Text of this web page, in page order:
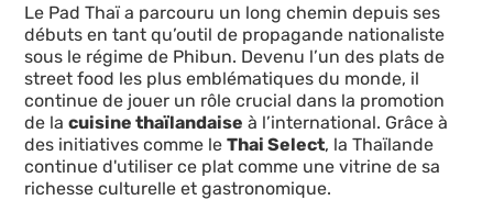
Le Pad Thaï a parcouru un long chemin depuis ses
débuts en tant qu’outil de propagande nationaliste
sous le régime de Phibun. Devenu l’un des plats de
street food les plus emblématiques du monde, il
continue de jouer un rôle crucial dans la promotion
de lacuisine thaïlandaise à l’international. Grâce à
des initiatives comme leThai Select, la Thaïlande
continue d'utiliser ce plat comme une vitrine de sa
richesse culturelle et gastronomique.